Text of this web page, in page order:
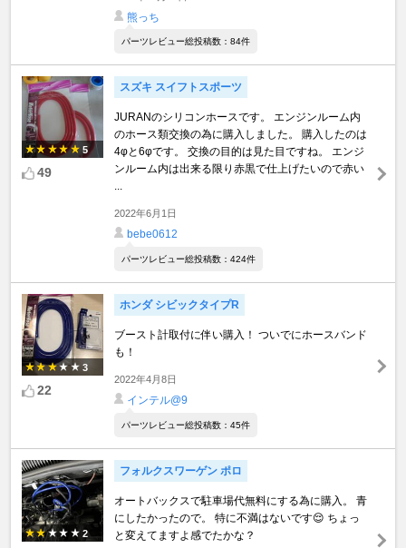
熊っち
パーツレビュー総投稿数：84件
5
49
スズキ スイフトスポーツ
JURANのシリコンホースです。 エンジンルーム内
のホース類交換の為に購入しました。 購入したのは
4φと6φです。 交換の目的は見た目ですね。 エンジ
ンルーム内は出来る限り赤黒で仕上げたいので赤い
...
2022年6月1日
bebe0612
パーツレビュー総投稿数：424件
3
22
ホンダ シビックタイプR
ブースト計取付に伴い購入！ ついでにホースバンド
も！
2022年4月8日
インテル@9
パーツレビュー総投稿数：45件
2
フォルクスワーゲン ポロ
オートバックスで駐車場代無料にする為に購入。 青
にしたかったので。 特に不満はないです😌 ちょっ
と変えてますよ感でたかな？